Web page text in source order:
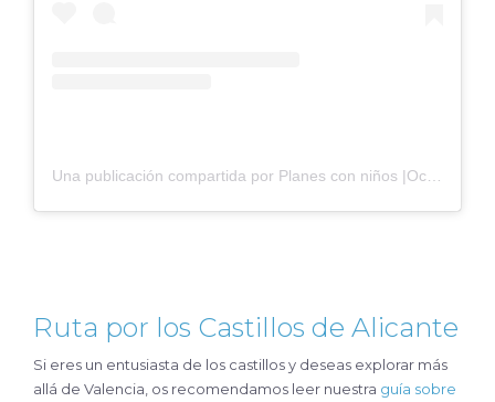
Ruta por los Castillos de Alicante
Si eres un entusiasta de los castillos y deseas explorar más
allá de Valencia, os recomendamos leer nuestra guía sobre